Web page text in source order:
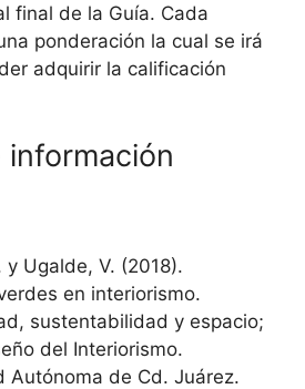
final de la Guía. Cada
ponderación la cual se irá
adquirir la calificación
y Ugalde, V. (2018).
en interiorismo.
sustentabilidad y espacio;
del Interiorismo.
Autónoma de Cd. Juárez.